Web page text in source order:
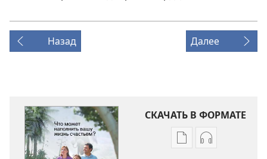
Назад Далее
СКАЧАТЬ В ФОРМАТЕ
ВариантыВарианты